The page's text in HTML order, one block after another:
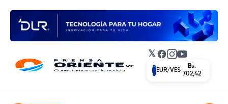
𝕏 Facebook
Instagram
YouTube
EUR/VES
Bs.
702,42